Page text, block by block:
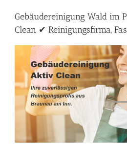
Gebäudereinigung Wald im
Clean ✔ Reinigungsfirma,